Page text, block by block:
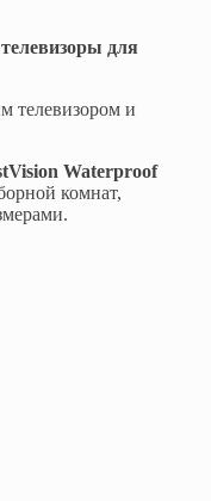
для
телевизором и
Waterproof
комнат,